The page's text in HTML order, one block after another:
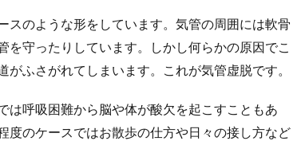
のような形をしています。気管の周囲には軟骨
守ったりしています。しかし何らかの原因でこ
ふさがれてしまいます。これが気管虚脱です。
は呼吸困難から脳や体が酸欠を起こすこともあ
度のケースではお散歩の仕方や日々の接し方など